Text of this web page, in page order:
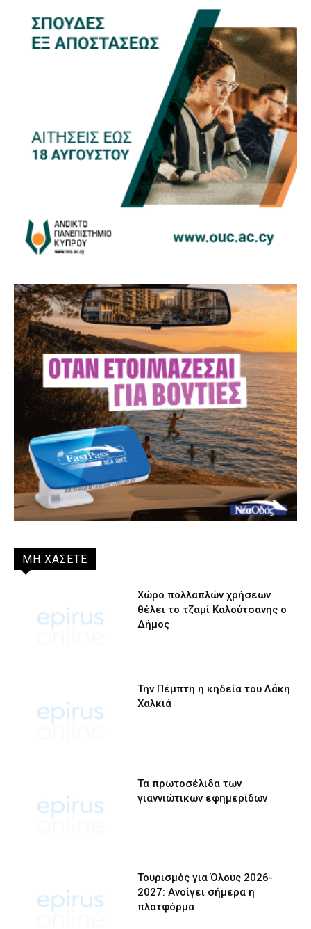
ΜΗ ΧΑΣΕΤΕ
Χώρο πολλαπλών χρήσεων
θέλει το τζαμί Καλούτσανης ο
Δήμος
Την Πέμπτη η κηδεία του Λάκη
Χαλκιά
Τα πρωτοσέλιδα των
γιαννιώτικων εφημερίδων
Τουρισμός για Όλους 2026-
2027: Ανοίγει σήμερα η
πλατφόρμα